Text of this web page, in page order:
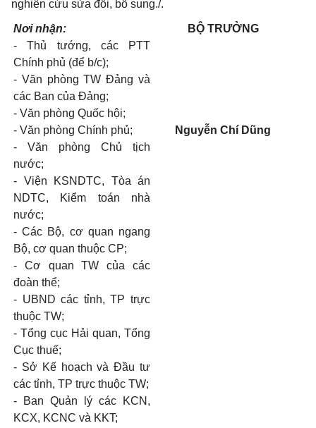
nghiên cứu sửa đổi, bổ sung./.
Nơi nhận:
- Thủ tướng, các PTT
Chính phủ (để b/c);
- Văn phòng TW Đảng và
các Ban của Đảng;
- Văn phòng Quốc hội;
- Văn phòng Chính phủ;
- Văn phòng Chủ tịch
nước;
- Viện KSNDTC, Tòa án
NDTC, Kiểm toán nhà
nước;
- Các Bộ, cơ quan ngang
Bộ, cơ quan thuộc CP;
- Cơ quan TW của các
đoàn thể;
- UBNDcác tỉnh, TP trực
thuộc TW;
- Tổng cục Hải quan, Tổng
Cục thuế;
- Sở Kế hoạch và Đầu tư
các tỉnh, TP trực thuộc TW;
- Ban Quản lý các KCN,
KCX, KCNC và KKT;
BỘ TRƯỞNG
Nguyễn Chí Dũng